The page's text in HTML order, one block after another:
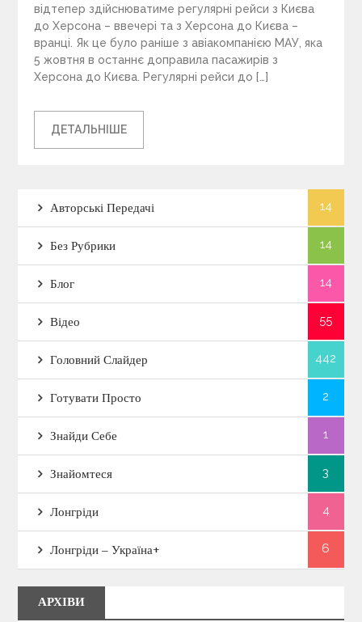
відтепер здійснюватиме регулярні рейси з Києва
до Херсона – ввечері та з Херсона до Києва –
вранці. Як це було раніше з авіакомпанією МАУ, яка
5 жовтня в останнє доправила пасажирів з
Херсона до Києва. Регулярні рейси до […]
ДЕТАЛЬНІШЕ
Авторські Передачі 14
Без Рубрики 14
Блог 14
Відео 55
Головний Слайдер 442
Готувати Просто 2
Знайди Себе 1
Знайомтеся 3
Лонгріди 4
Лонгріди – Україна+ 6
АРХІВИ